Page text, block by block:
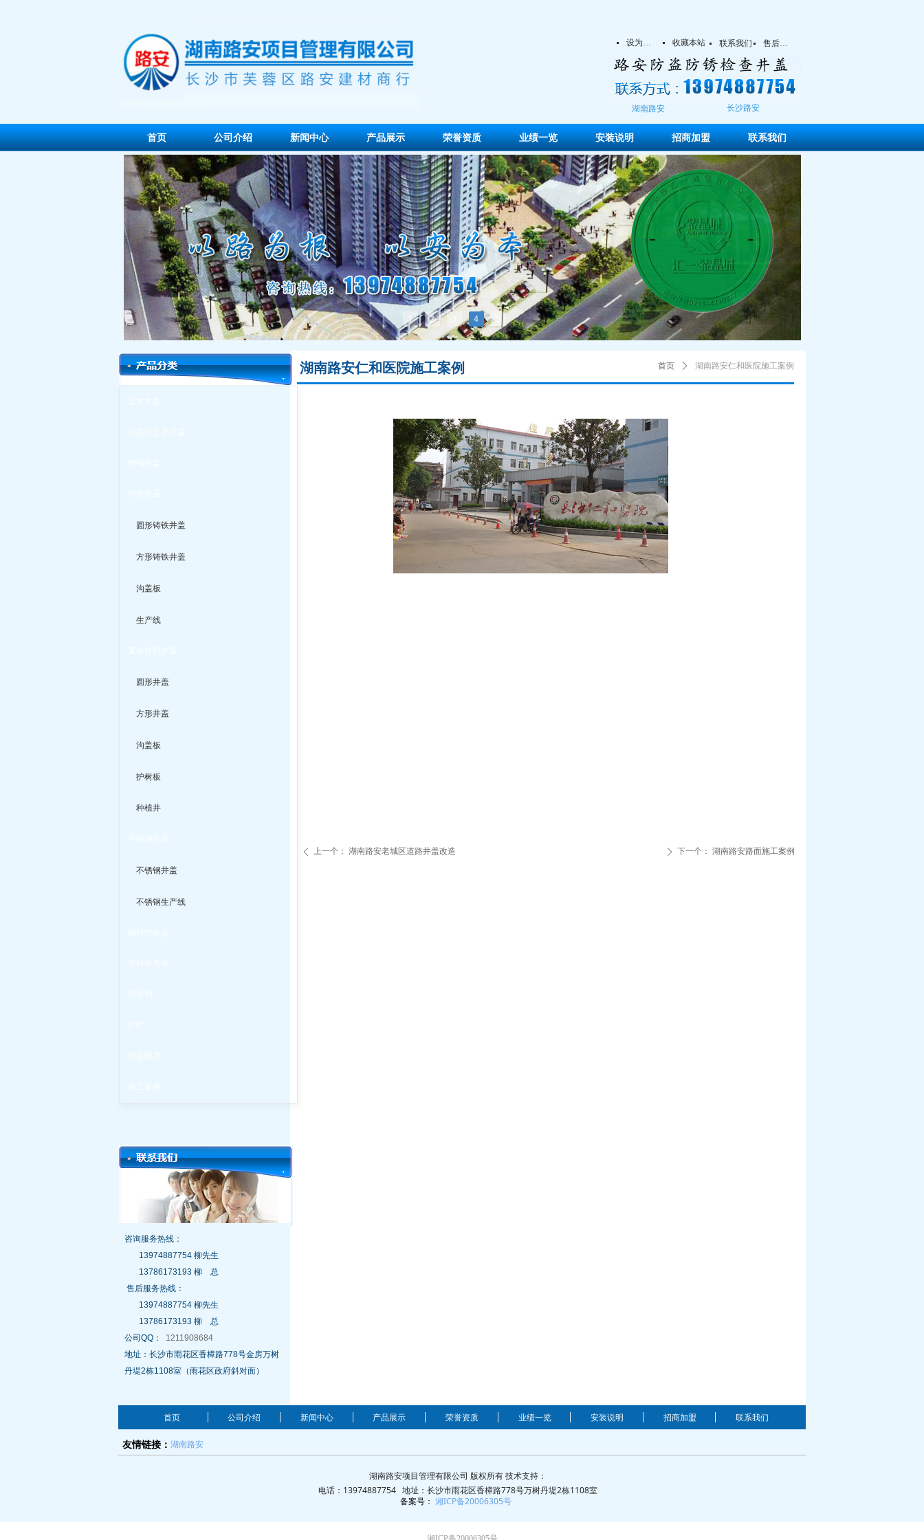
넷 设为首页 넷 收藏本站 넷 联系我们넷 售后服务
湖南路安 长沙路安
首页 公司介绍 新闻中心 产品展示 荣誉资质 业绩一览 安装说明 招商加盟 联系我们
1 2 4
ꄴ 上一个： 湖南路安老城区道路井盖改造
湖南路安仁和医院施工案例 首页 ꄲ 湖南路安仁和医院施工案例
ꄲ 下一个： 湖南路安路面施工案例
圆形铸铁井盖
方形铸铁井盖
沟盖板
生产线
圆形井盖
方形井盖
沟盖板
护树板
种植井
不锈钢井盖
不锈钢生产线
咨询服务热线：
13974887754 柳先生
13786173193 柳 总
售后服务热线：
13974887754 柳先生
13786173193 柳 总
公司QQ： 1211908684
地址：长沙市雨花区香樟路778号金房万树
丹堤2栋1108室（雨花区政府斜对面）
首页 公司介绍 新闻中心 产品展示 荣誉资质 业绩一览 安装说明 招商加盟 联系我们
湖南路安项目管理有限公司 版权所有 技术支持：
电话：13974887754 地址：长沙市雨花区香樟路778号万树丹堤2栋1108室
备案号： 湘ICP备20006305号
友情链接： 湖南路安